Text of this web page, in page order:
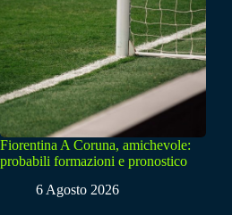
Fiorentina A Coruna, amichevole:
probabili formazioni e pronostico
6 Agosto 2026